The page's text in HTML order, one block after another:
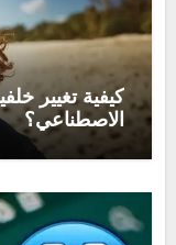
كيفية تغيير
الاصطناعي؟